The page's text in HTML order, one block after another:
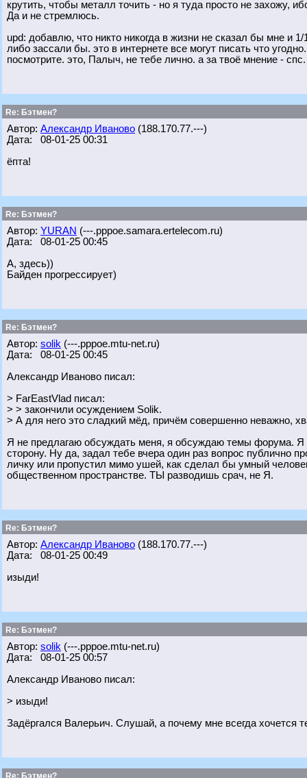
крутить, чтобы металл точить - но я туда просто не захожу,
Да и не стремлюсь.
upd: добавлю, что никто никогда в жизни не сказал бы мне и
либо зассали бы. это в интернете все могут писать что
посмотрите. это, Палыч, не тебе лично. а за твоё мнение - спс.
Re: Бэтмен?
Автор: Александр Иваново (188.170.77.---)
Дата: 08-01-25 00:31
ёпта!
Re: Бэтмен?
Автор: YURAN (---.pppoe.samara.ertelecom.ru)
Дата: 08-01-25 00:45
А, здесь))
Байден прогрессирует)
Re: Бэтмен?
Автор: solik (---.pppoe.mtu-net.ru)
Дата: 08-01-25 00:45
Александр Иваново писал:
> FarEastVlad писал:
> > закончили осуждением Solik.
> А для него это сладкий мёд, причём совершенно неважно,
Я не предлагаю обсуждать меня, я обсуждаю темы форума. Я
сторону. Ну да, задал тебе вчера один раз вопрос публично
личку или пропустил мимо ушей, как сделал бы умный
общественном пространстве. ТЫ разводишь срач, не Я.
Re: Бэтмен?
Автор: Александр Иваново (188.170.77.---)
Дата: 08-01-25 00:49
изыди!
Re: Бэтмен?
Автор: solik (---.pppoe.mtu-net.ru)
Дата: 08-01-25 00:57
Александр Иваново писал:
> изыди!
Задёргался Валерьич. Слушай, а почему мне всегда хочется
Re: Бэтмен?